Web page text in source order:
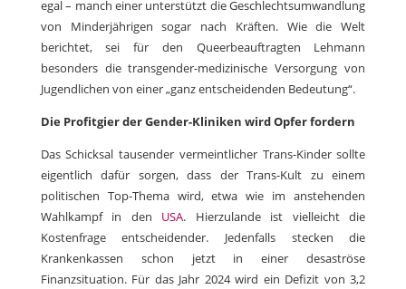
egal – manch einer unterstützt die Geschlechtsumwandlung
von Minderjährigen sogar nach Kräften. Wie die Welt
berichtet, sei für den Queerbeauftragten Lehmann
besonders die transgender-medizinische Versorgung von
Jugendlichen von einer „ganz entscheidenden Bedeutung“.
Die Profitgier der Gender-Kliniken wird Opfer fordern
Das Schicksal tausender vermeintlicher Trans-Kinder sollte
eigentlich dafür sorgen, dass der Trans-Kult zu einem
politischen Top-Thema wird, etwa wie im anstehenden
Wahlkampf in den USA. Hierzulande ist vielleicht die
Kostenfrage entscheidender. Jedenfalls stecken die
Krankenkassen schon jetzt in einer desaströse
Finanzsituation. Für das Jahr 2024 wird ein Defizit von 3,2